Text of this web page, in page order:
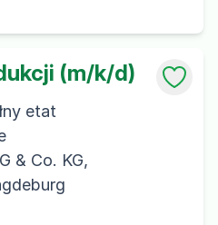
(m/k/d)
etat
& Co. KG,